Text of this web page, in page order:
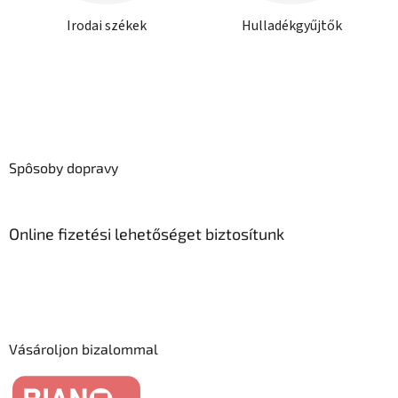
Irodai székek Hulladékgyűjtők
Spôsoby dopravy
Online fizetési lehetőséget biztosítunk
Vásároljon bizalommal